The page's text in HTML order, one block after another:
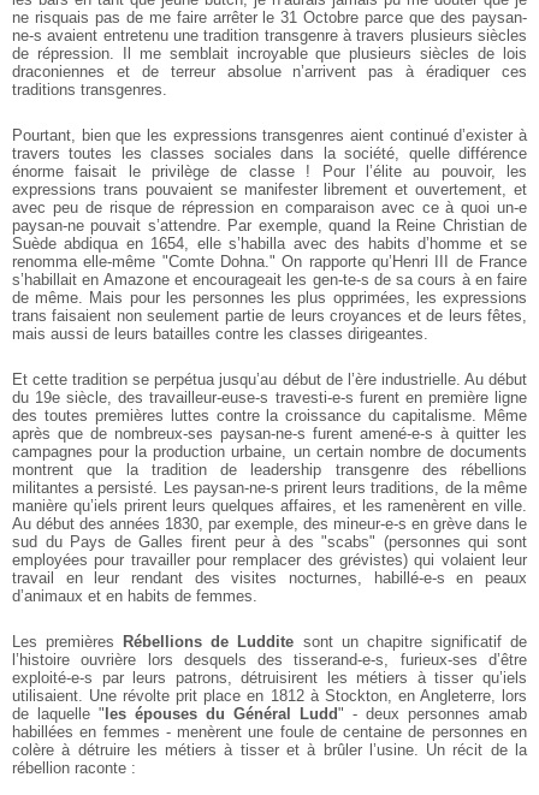
ne risquais pas de me faire arrêter le 31 Octobre parce que des paysan-
ne-s avaient entretenu une tradition transgenre à travers plusieurs siècles
de répression. Il me semblait incroyable que plusieurs siècles de lois
draconiennes et de terreur absolue n’arrivent pas à éradiquer ces
traditions transgenres.
Pourtant, bien que les expressions transgenres aient continué d’exister à
travers toutes les classes sociales dans la société, quelle différence
énorme faisait le privilège de classe ! Pour l’élite au pouvoir, les
expressions trans pouvaient se manifester librement et ouvertement, et
avec peu de risque de répression en comparaison avec ce à quoi un-e
paysan-ne pouvait s’attendre. Par exemple, quand la Reine Christian de
Suède abdiqua en 1654, elle s’habilla avec des habits d’homme et se
renomma elle-même "Comte Dohna." On rapporte qu’Henri III de France
s’habillait en Amazone et encourageait les gen-te-s de sa cours à en faire
de même. Mais pour les personnes les plus opprimées, les expressions
trans faisaient non seulement partie de leurs croyances et de leurs fêtes,
mais aussi de leurs batailles contre les classes dirigeantes.
Et cette tradition se perpétua jusqu’au début de l’ère industrielle. Au début
du 19e siècle, des travailleur-euse-s travesti-e-s furent en première ligne
des toutes premières luttes contre la croissance du capitalisme. Même
après que de nombreux-ses paysan-ne-s furent amené-e-s à quitter les
campagnes pour la production urbaine, un certain nombre de documents
montrent que la tradition de leadership transgenre des rébellions
militantes a persisté. Les paysan-ne-s prirent leurs traditions, de la même
manière qu’iels prirent leurs quelques affaires, et les ramenèrent en ville.
Au début des années 1830, par exemple, des mineur-e-s en grève dans le
sud du Pays de Galles firent peur à des "scabs" (personnes qui sont
employées pour travailler pour remplacer des grévistes) qui volaient leur
travail en leur rendant des visites nocturnes, habillé-e-s en peaux
d’animaux et en habits de femmes.
Les premières Rébellions de Luddite sont un chapitre significatif de
l’histoire ouvrière lors desquels des tisserand-e-s, furieux-ses d’être
exploité-e-s par leurs patrons, détruisirent les métiers à tisser qu’iels
utilisaient. Une révolte prit place en 1812 à Stockton, en Angleterre, lors
de laquelle " les épouses du Général Ludd" - deux personnes amab
habillées en femmes - menèrent une foule de centaine de personnes en
colère à détruire les métiers à tisser et à brûler l’usine. Un récit de la
rébellion raconte :